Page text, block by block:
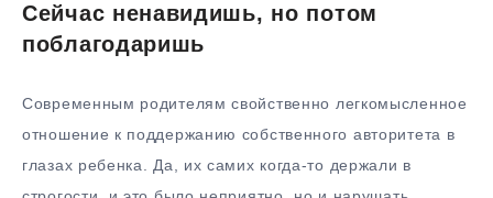
Сейчас ненавидишь, но потом
поблагодаришь
Современным родителям свойственно легкомысленное
отношение к поддержанию собственного авторитета в
глазах ребенка. Да, их самих когда-то держали в